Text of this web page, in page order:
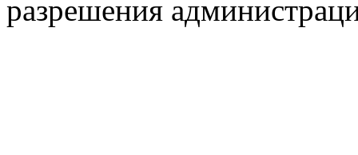
разрешения